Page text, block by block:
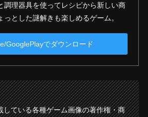
調理器具を使ってレシピから新しい商
とした謎解きも楽しめるゲーム。
GooglePlayでダウンロード
している各種ゲーム画像の著作権・商